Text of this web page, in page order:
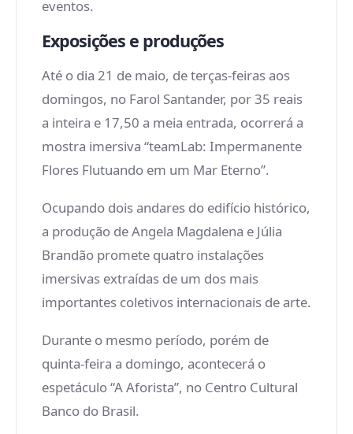
eventos.
Exposições e produções
Até o dia 21 de maio, de terças-feiras aos
domingos, no Farol Santander, por 35 reais
a inteira e 17,50 a meia entrada, ocorrerá a
mostra imersiva “teamLab: Impermanente
Flores Flutuando em um Mar Eterno”.
Ocupando dois andares do edifício histórico,
a produção de Angela Magdalena e Júlia
Brandão promete quatro instalações
imersivas extraídas de um dos mais
importantes coletivos internacionais de arte.
Durante o mesmo período, porém de
quinta-feira a domingo, acontecerá o
espetáculo “A Aforista”, no Centro Cultural
Banco do Brasil.